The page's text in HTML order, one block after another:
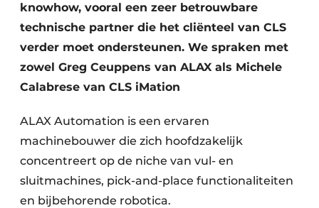
knowhow, vooral een zeer betrouwbare
technische partner die het cliënteel van CLS
verder moet ondersteunen. We spraken met
zowel Greg Ceuppens van ALAX als Michele
Calabrese van CLS iMation
ALAX Automation is een ervaren
machinebouwer die zich hoofdzakelijk
concentreert op de niche van vul- en
sluitmachines, pick-and-place functionaliteiten
en bijbehorende robotica.